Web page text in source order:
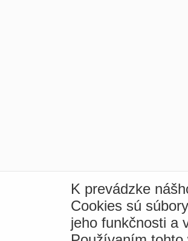
K prevádzke
Cookies sú
jeho funkčnosti a